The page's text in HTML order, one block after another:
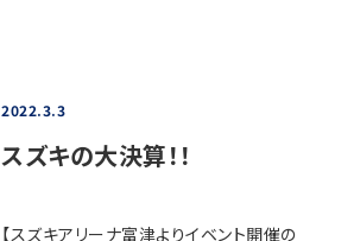
2022.3.3
スズキの大決算！！
【スズキアリーナ富津よりイベント開催の